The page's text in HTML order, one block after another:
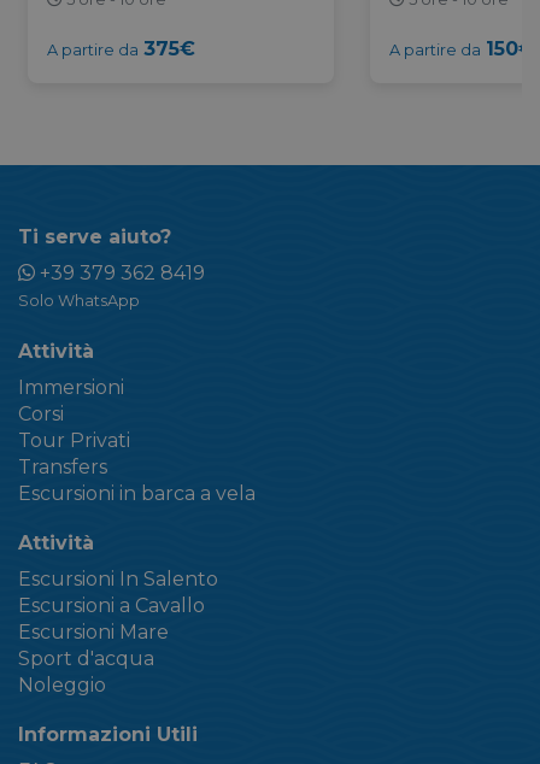
A partire da 375€ A partire da 150€
Ti serve aiuto?
+39 379 362 8419
Solo WhatsApp
Attività
Immersioni
Corsi
Tour Privati
Transfers
Escursioni in barca a vela
Attività
Escursioni In Salento
Escursioni a Cavallo
Escursioni Mare
Sport d'acqua
Noleggio
Informazioni Utili